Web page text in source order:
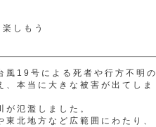
しもう
風19号による死者や行方不明の
本当に大きな被害が出てしま
氾濫しました。
北地方など広範囲にわたり、